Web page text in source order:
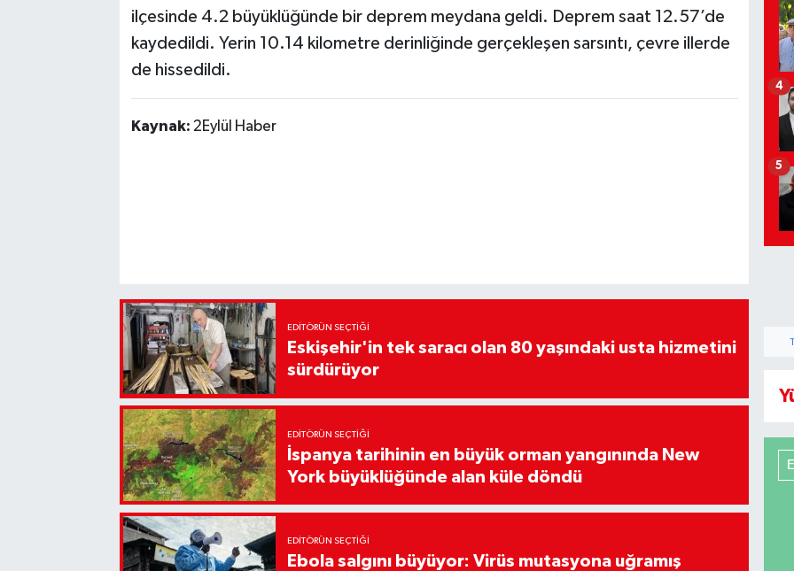
ilçesinde 4.2 büyüklüğünde bir deprem meydana geldi. Deprem saat 12.57’de
kaydedildi. Yerin 10.14 kilometre derinliğinde gerçekleşen sarsıntı, çevre illerde
de hissedildi.
Kaynak: 2Eylül Haber
EDITÖRÜN SEÇTIĞI
Eskişehir'in tek saracı olan 80 yaşındaki usta hizmetini
sürdürüyor
EDITÖRÜN SEÇTIĞI
İspanya tarihinin en büyük orman yangınında New
York büyüklüğünde alan küle döndü
EDITÖRÜN SEÇTIĞI
Ebola salgını büyüyor: Virüs mutasyona uğramış
4
5